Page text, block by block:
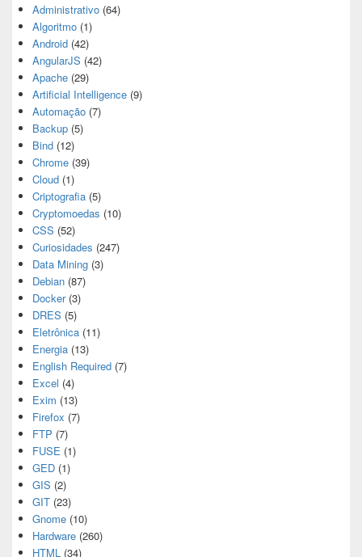
Administrativo (64)
Algoritmo (1)
Android (42)
AngularJS (42)
Apache (29)
Artificial Intelligence (9)
Automação (7)
Backup (5)
Bind (12)
Chrome (39)
Cloud (1)
Criptografia (5)
Cryptomoedas (10)
CSS (52)
Curiosidades (247)
Data Mining (3)
Debian (87)
Docker(3)
DRES (5)
Eletrônica (11)
Energia (13)
English Required (7)
Excel (4)
Exim (13)
Firefox (7)
FTP (7)
FUSE (1)
GED (1)
GIS (2)
GIT (23)
Gnome (10)
Hardware (260)
HTML (34)